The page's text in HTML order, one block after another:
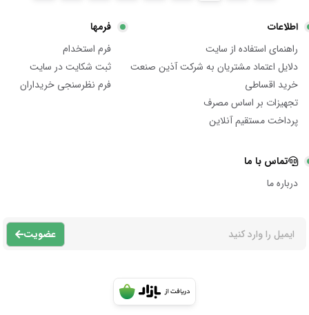
اطلاعات
راهنمای استفاده از سایت
دلایل اعتماد مشتریان به شرکت آذین صنعت
خرید اقساطی
تجهیزات بر اساس مصرف
پرداخت مستقیم آنلاین
فرمها
فرم استخدام
ثبت شکایت در سایت
فرم نظرسنجی خریداران
تماس با ما
درباره ما
عضویت